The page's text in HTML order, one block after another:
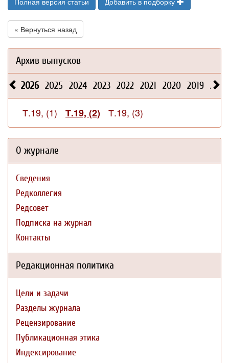
« Вернуться назад
Архив выпусков
2026 2025 2024 2023 2022 2021 2020 2019 2018
Т.19, (1) Т.19, (2) Т.19, (3)
О журнале
Сведения
Редколлегия
Редсовет
Подписка на журнал
Контакты
Редакционная политика
Цели и задачи
Разделы журнала
Рецензирование
Публикационная этика
Индексирование